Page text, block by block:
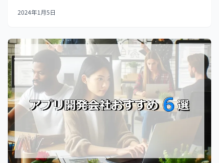
2024年1月5日